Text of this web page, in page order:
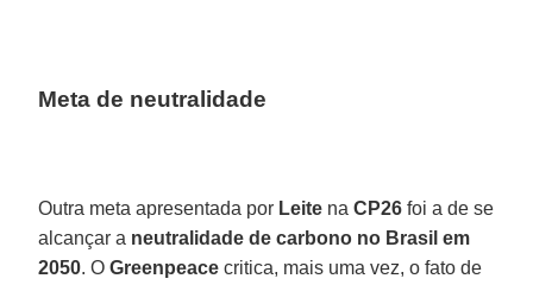
Meta de neutralidade
Outra meta apresentada por Leite naCP26 foi a de se
alcançar a neutralidade de carbono no Brasil em
2050. OGreenpeace critica, mais uma vez, o fato de